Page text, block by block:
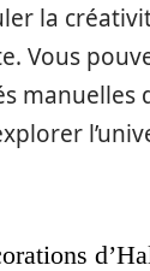
la
Vous
manuelles